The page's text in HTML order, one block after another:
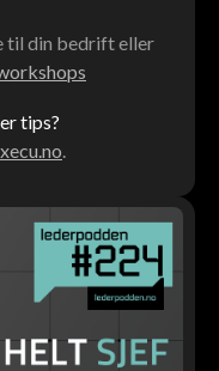
til din bedrift eller
tips?